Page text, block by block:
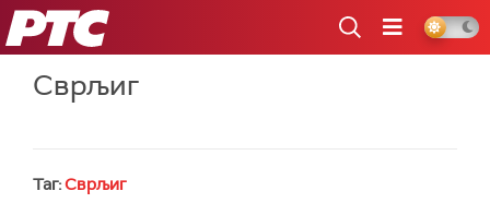
РТС
Сврљиг
Таг:Сврљиг